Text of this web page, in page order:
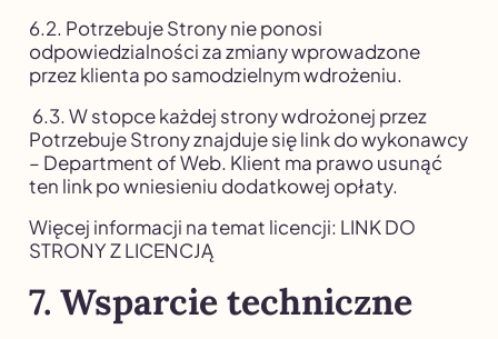
6.2. Potrzebuje Strony nie ponosi
odpowiedzialności za zmiany wprowadzone
przez klienta po samodzielnym wdrożeniu.
6.3. W stopce każdej strony wdrożonej przez
Potrzebuje Strony znajduje się link do wykonawcy
– Department of Web. Klient ma prawo usunąć
ten link po wniesieniu dodatkowej opłaty.
Więcej informacji na temat licencji: LINK DO
STRONY Z LICENCJĄ
7. Wsparcie techniczne